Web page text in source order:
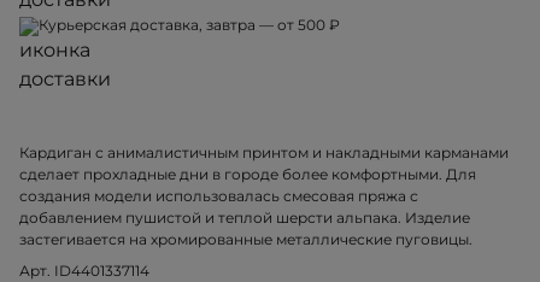
Курьерская доставка, завтра — от 500 ₽
Кардиган с анималистичным принтом и накладными карманами
сделает прохладные дни в городе более комфортными. Для
создания модели использовалась смесовая пряжа с
добавлением пушистой и теплой шерсти альпака. Изделие
застегивается на хромированные металлические пуговицы.
Арт. ID4401337114